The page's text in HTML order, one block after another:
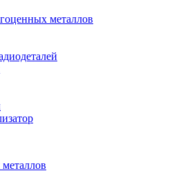
металлов